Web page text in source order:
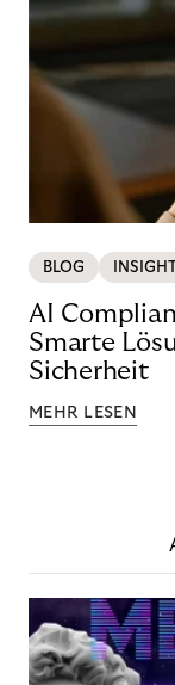
BLOG
AI
Smarte
Sicherheit
MEHR LESEN